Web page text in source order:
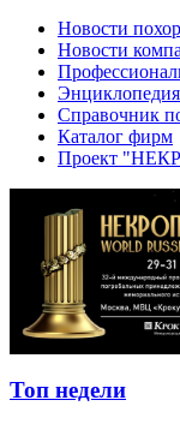
Новости
Новости
Энциклопедия
Справочник
Каталог фирм
Проект
Топ недели